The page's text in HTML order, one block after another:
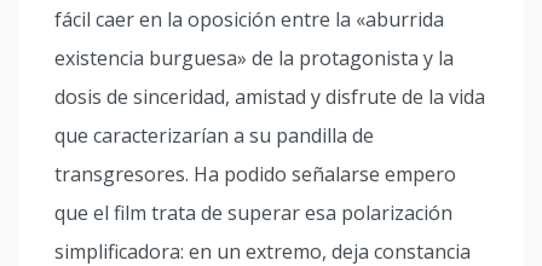
fácil caer en la oposición entre la «aburrida
existencia burguesa» de la protagonista y la
dosis de sinceridad, amistad y disfrute de la vida
que caracterizarían a su pandilla de
transgresores. Ha podido señalarse empero
que el film trata de superar esa polarización
simplificadora: en un extremo, deja constancia